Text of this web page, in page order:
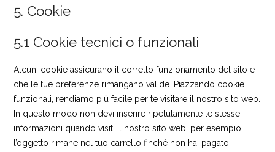
5. Cookie
5.1 Cookie tecnici o funzionali
Alcuni cookie assicurano il corretto funzionamento del sito e
che le tue preferenze rimangano valide. Piazzando cookie
funzionali, rendiamo più facile per te visitare il nostro sito web.
In questo modo non devi inserire ripetutamente le stesse
informazioni quando visiti il nostro sito web, per esempio,
l’oggetto rimane nel tuo carrello finché non hai pagato.